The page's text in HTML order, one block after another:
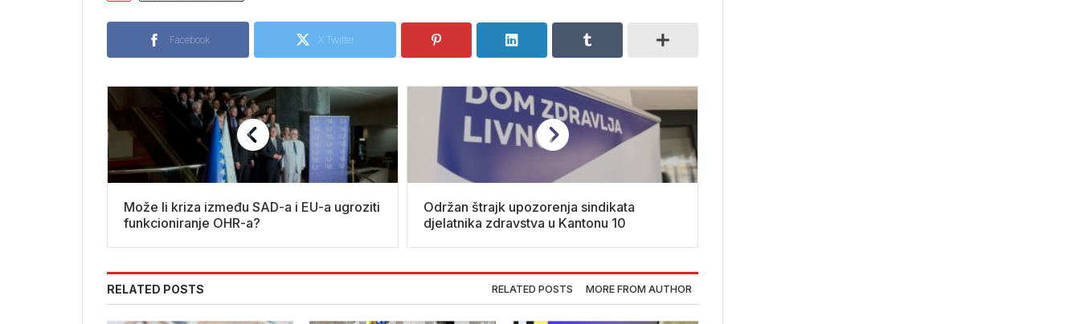
Facebook X Twitter
Može li kriza između SAD-a i EU-a ugroziti
funkcioniranje OHR-a?
Održan štrajk upozorenja sindikata
djelatnika zdravstva u Kantonu 10
RELATED POSTS RELATED POSTS MORE FROM AUTHOR